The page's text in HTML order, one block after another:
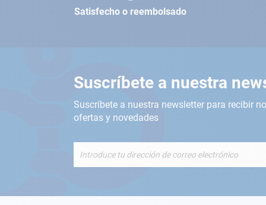
Satisfecho o reembolsado
Suscríbete a nuestra
Suscríbete a nuestra newsletter para recibir
ofertas y novedades
de